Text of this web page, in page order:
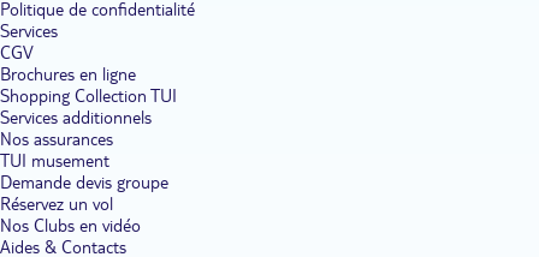
Politique de confidentialité
Services
CGV
Brochures en ligne
Shopping Collection TUI
Services additionnels
Nos assurances
TUI musement
Demande devis groupe
Réservez un vol
Nos Clubs en vidéo
Aides & Contacts